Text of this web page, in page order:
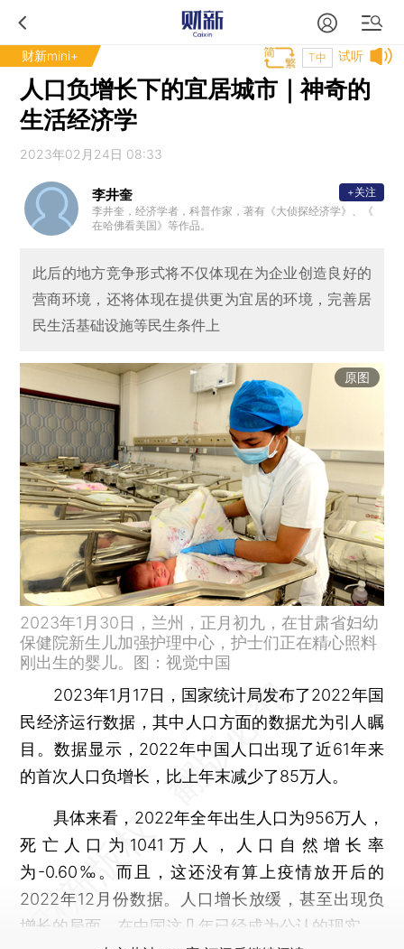
财新mini+ 试听
T中
人口负增长下的宜居城市｜神奇的
生活经济学
2023年02月24日 08:33
李井奎
李井奎，经济学者，科普作家，著有《大侦探经济学》、《
在哈佛看美国》等作品。
+关注
此后的地方竞争形式将不仅体现在为企业创造良好的
营商环境，还将体现在提供更为宜居的环境，完善居
民生活基础设施等民生条件上
原图
2023年1月30日，兰州，正月初九，在甘肃省妇幼
保健院新生儿加强护理中心，护士们正在精心照料
刚出生的婴儿。图：视觉中国
2023年1月17日，国家统计局发布了2022年国
民经济运行数据，其中人口方面的数据尤为引人瞩
目。数据显示，2022年中国人口出现了近61年来
的首次人口负增长，比上年末减少了85万人。
具体来看，2022年全年出生人口为956万人，
死亡人口为1041万人，人口自然增长率
为-0.60‰。而且，这还没有算上疫情放开后的
2022年12月份数据。人口增长放缓，甚至出现负
增长的局面，在中国这几年已经成为公认的现实。